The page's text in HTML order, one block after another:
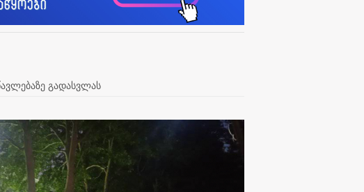
გადასვლას